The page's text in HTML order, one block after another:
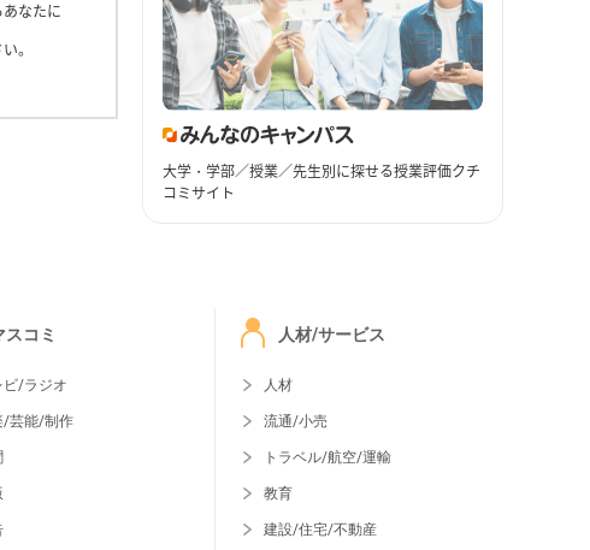
なたに
。
大学・学部／授業／先生別に探せる授業評価クチ
コミサイト
スコミ
ビ/ラジオ
/芸能/制作
人材/サービス
人材
流通/小売
トラベル/航空/運輸
教育
建設/住宅/不動産